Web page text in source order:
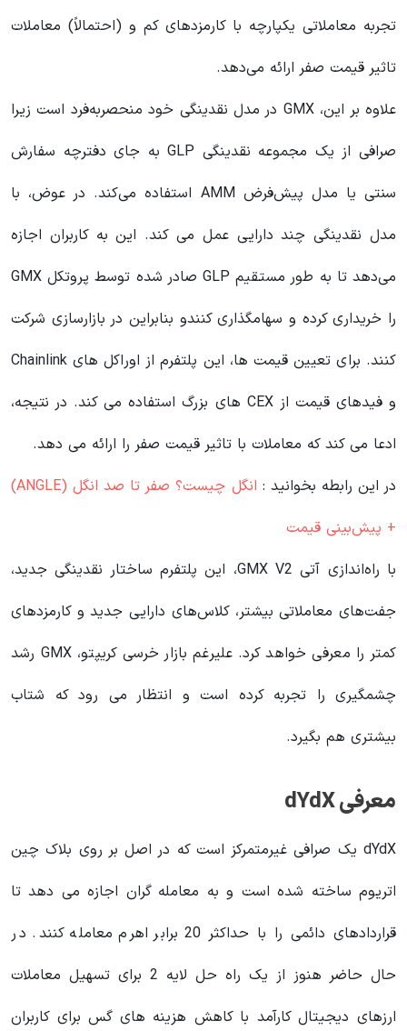
تجربه معاملاتی یکپارچه با کارمزدهای کم و (احتمالاً) معاملات
تاثیر قیمت صفر ارائه می‌دهد.
علاوه بر این، GMX در مدل نقدینگی خود منحصربه‌فرد است زیرا
صرافی از یک مجموعه نقدینگی GLP به جای دفترچه سفارش
سنتی یا مدل پیش‌فرض AMM استفاده می‌کند. در عوض، با
مدل نقدینگی چند دارایی عمل می کند. این به کاربران اجازه
می‌دهد تا به طور مستقیم GLP صادر شده توسط پروتکل GMX
را خریداری کرده و سهامگذاری کنندو بنابراین در بازارسازی شرکت
کنند. برای تعیین قیمت ها، این پلتفرم از اوراکل های Chainlink
و فیدهای قیمت از CEX های بزرگ استفاده می کند. در نتیجه،
ادعا می کند که معاملات با تاثیر قیمت صفر را ارائه می دهد.
در این رابطه بخوانید‌ :
انگل چیست؟ صفر تا صد انگل (ANGLE)
+ پیش‌بینی قیمت
با راه‌اندازی آتی GMX V2، این پلتفرم ساختار نقدینگی جدید،
جفت‌های معاملاتی بیشتر، کلاس‌های دارایی جدید و کارمزدهای
کمتر را معرفی خواهد کرد. علیرغم بازار خرسی کریپتو، GMX رشد
چشمگیری را تجربه کرده است و انتظار می رود که شتاب
بیشتری هم بگیرد.
معرفی dYdX
dYdX یک صرافی غیرمتمرکز است که در اصل بر روی بلاک چین
اتریوم ساخته شده است و به معامله گران اجازه می دهد تا
قراردادهای دائمی را با حداکثر 20 برابر اهرم معامله کنند. در
حال حاضر هنوز از یک راه حل لایه 2 برای تسهیل معاملات
ارزهای دیجیتال کارآمد با کاهش هزینه های گس برای کاربران